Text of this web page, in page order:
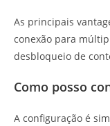
As principais
conexão para
desbloqueio de
Como posso
A configuração é